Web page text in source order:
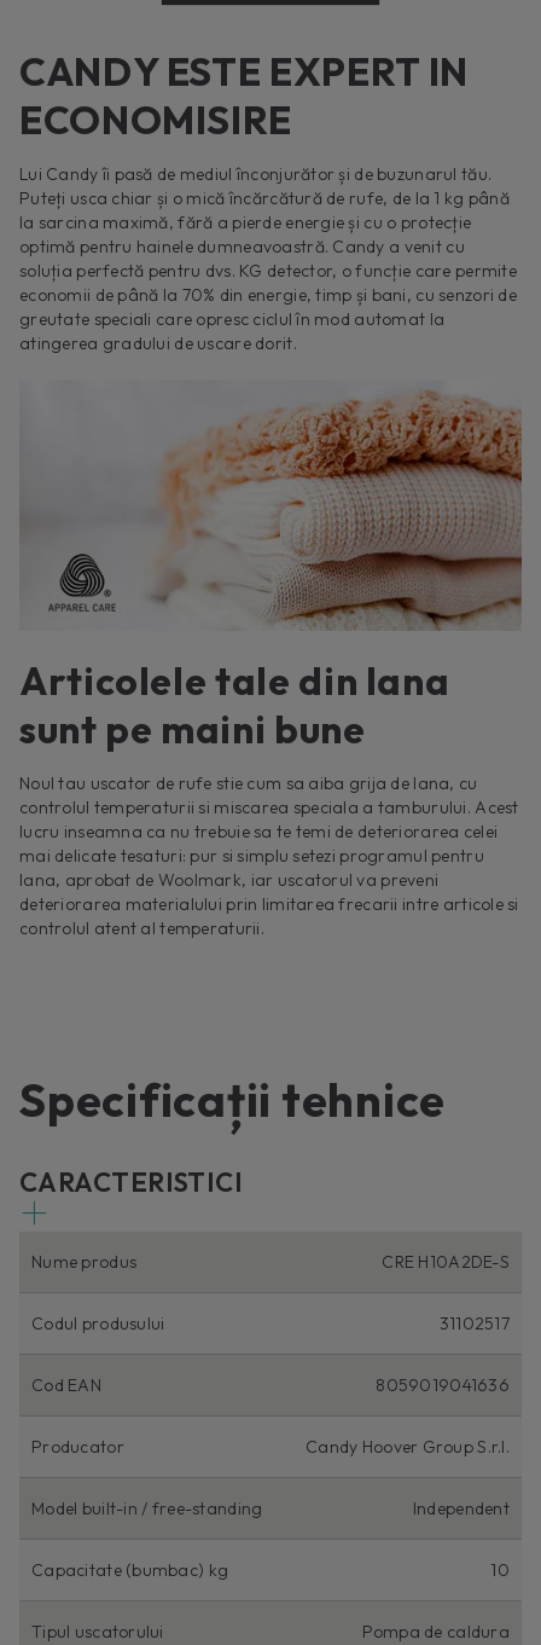
CANDY ESTE EXPERT IN
ECONOMISIRE
Lui Candy îi pasă de mediul înconjurător și de buzunarul tău.
Puteți usca chiar și o mică încărcătură de rufe, de la 1 kg până
la sarcina maximă, fără a pierde energie și cu o protecție
optimă pentru hainele dumneavoastră. Candy a venit cu
soluția perfectă pentru dvs. KG detector, o funcție care permite
economii de până la 70% din energie, timp și bani, cu senzori de
greutate speciali care opresc ciclul în mod automat la
atingerea gradului de uscare dorit.
Articolele tale din lana
sunt pe maini bune
Noul tau uscator de rufe stie cum sa aiba grija de lana, cu
controlul temperaturii si miscarea speciala a tamburului. Acest
lucru inseamna ca nu trebuie sa te temi de deteriorarea celei
mai delicate tesaturi: pur si simplu setezi programul pentru
lana, aprobat de Woolmark, iar uscatorul va preveni
deteriorarea materialului prin limitarea frecarii intre articole si
controlul atent al temperaturii.
Specificații tehnice
CARACTERISTICI
Nume produs CRE H10A2DE-S
Codul produsului 31102517
Cod EAN 8059019041636
Producator Candy Hoover Group S.r.l.
Model built-in / free-standing Independent
Capacitate (bumbac) kg 10
Tipul uscatorului Pompa de caldura